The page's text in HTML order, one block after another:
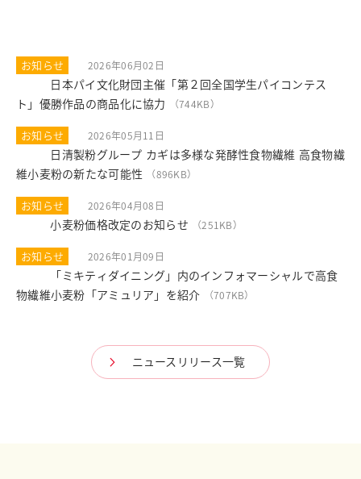
お知らせ 2026年06月02日
日本パイ文化財団主催「第２回全国学生パイコンテス
ト」優勝作品の商品化に協力
（744KB）
お知らせ 2026年05月11日
日清製粉グループ カギは多様な発酵性食物繊維 高食物繊
維小麦粉の新たな可能性
（896KB）
お知らせ 2026年04月08日
小麦粉価格改定のお知らせ （251KB）
お知らせ 2026年01月09日
「ミキティダイニング」内のインフォマーシャルで高食
物繊維小麦粉「アミュリア」を紹介
（707KB）
ニュースリリース一覧